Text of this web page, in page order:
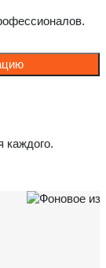
каждого.